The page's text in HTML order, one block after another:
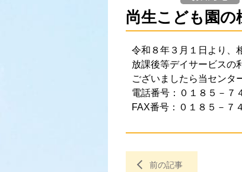
尚生こども園の
令和８年３月１日より、
放課後等デイサービスの
ございましたら当センタ
電話番号：０１８５－７
FAX番号：０１８５－７
前の記事